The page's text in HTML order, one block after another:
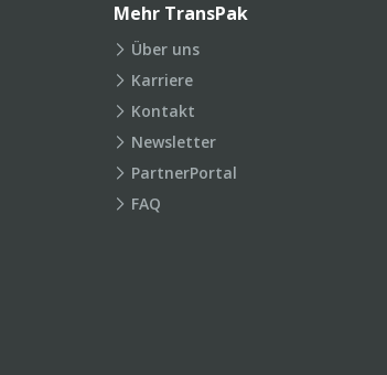
Mehr TransPak
Über uns
Karriere
Kontakt
Newsletter
PartnerPortal
FAQ